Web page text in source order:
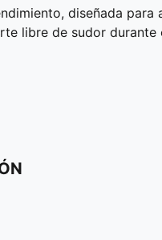
diseñada para
libre de sudor durante